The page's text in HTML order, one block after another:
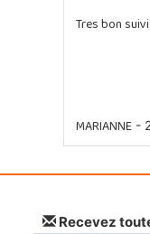
Tres bon
MARIANNE-
Recevez